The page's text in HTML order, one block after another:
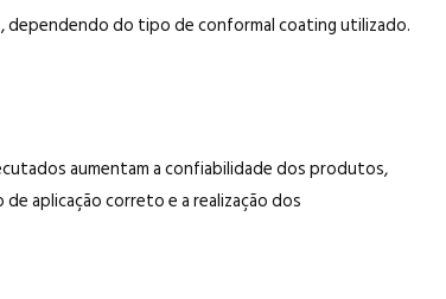
dependendo do tipo de conformal coating utilizado.
aumentam a confiabilidade dos produtos,
aplicação correto e a realização dos